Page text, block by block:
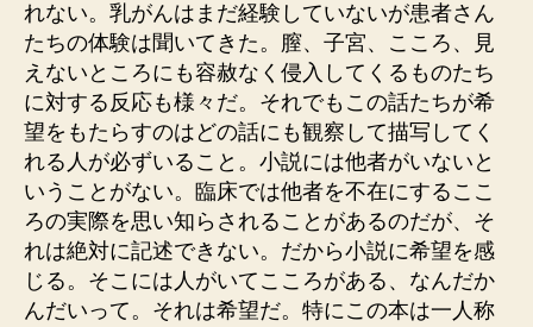
れない。乳がんはまだ経験していないが患者さん
たちの体験は聞いてきた。膣、子宮、こころ、見
えないところにも容赦なく侵入してくるものたち
に対する反応も様々だ。それでもこの話たちが希
望をもたらすのはどの話にも観察して描写してく
れる人が必ずいること。小説には他者がいないと
いうことがない。臨床では他者を不在にするここ
ろの実際を思い知らされることがあるのだが、そ
れは絶対に記述できない。だから小説に希望を感
じる。そこには人がいてこころがある、なんだか
んだいって。それは希望だ。特にこの本は一人称